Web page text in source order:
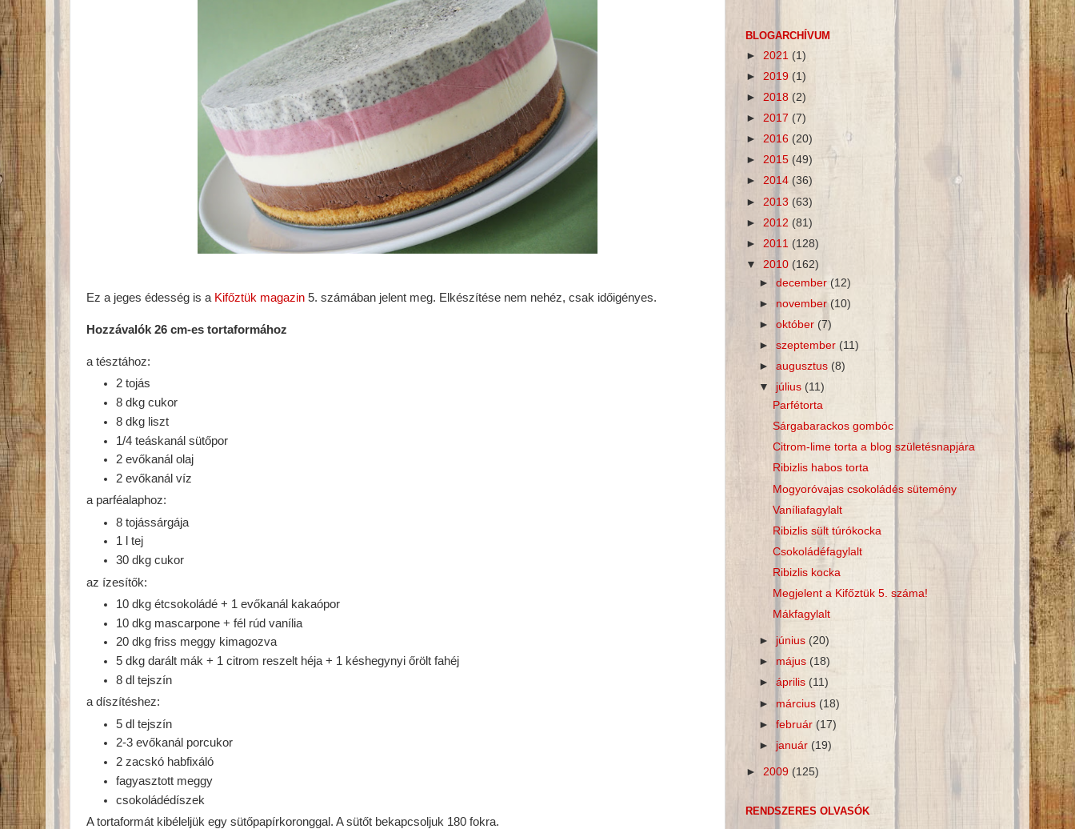
Ez a jeges édesség is a Kifőztük magazin 5. számában jelent meg. Elkészítése nem nehéz, csak időigényes.
Hozzávalók 26 cm-es tortaformához
a tésztához:
2 tojás
8 dkg cukor
8 dkg liszt
1/4 teáskanál sütőpor
2 evőkanál olaj
2 evőkanál víz
a parféalaphoz:
8 tojássárgája
1 l tej
30 dkg cukor
az ízesítők:
10 dkg étcsokoládé + 1 evőkanál kakaópor
10 dkg mascarpone + fél rúd vanília
20 dkg friss meggy kimagozva
5 dkg darált mák + 1 citrom reszelt héja + 1 késhegynyi őrölt fahéj
8 dl tejszín
a díszítéshez:
5 dl tejszín
2-3 evőkanál porcukor
2 zacskó habfixáló
fagyasztott meggy
csokoládédíszek
A tortaformát kibéleljük egy sütőpapírkoronggal. A sütőt bekapcsoljuk 180 fokra.
BLOGARCHÍVUM
► 2021 (1)
► 2019 (1)
► 2018 (2)
► 2017 (7)
► 2016 (20)
► 2015 (49)
► 2014 (36)
► 2013 (63)
► 2012 (81)
► 2011 (128)
▼ 2010 (162)
►december(12)
► november (10)
►október (7)
►szeptember(11)
►augusztus (8)
▼ július(11)
Parfétorta
Sárgabarackos gombóc
Citrom-lime torta a blog születésnapjára
Ribizlis habos torta
Mogyoróvajas csokoládés sütemény
Vaníliafagylalt
Ribizlis sült túrókocka
Csokoládéfagylalt
Ribizlis kocka
Megjelent a Kifőztük 5. száma!
Mákfagylalt
► június (20)
► május (18)
►április (11)
► március (18)
►február(17)
► január (19)
► 2009 (125)
RENDSZERES OLVASÓK